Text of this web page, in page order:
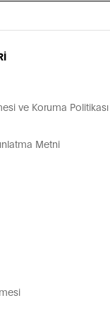
ve Koruma Politikası
Metni